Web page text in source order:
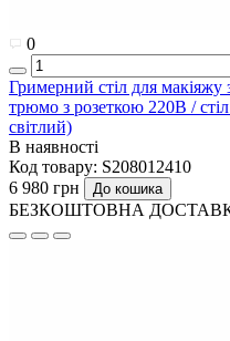
0
Гримерний стіл для макіяжу
трюмо з розеткою 220В /
світлий)
В наявності
Код товару: S208012410
6 980 грн
До кошика
БЕЗКОШТОВНА